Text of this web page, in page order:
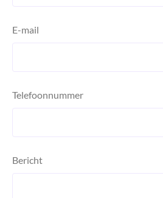
E-mail
Telefoonnummer
Bericht